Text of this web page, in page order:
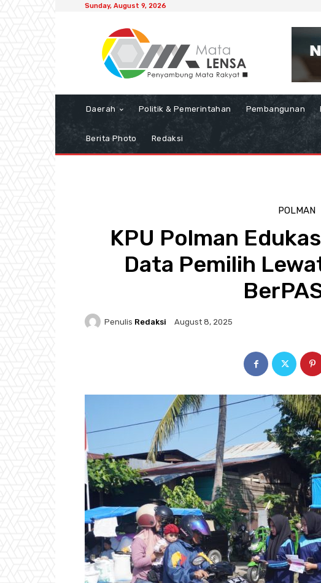
Sunday, August 9, 2026
Daerah Politik & Pemerintahan Pembangunan
Berita Photo Redaksi
POLMAN
KPU Polman
Data Pemilih
Penulis Redaksi August 8, 2025